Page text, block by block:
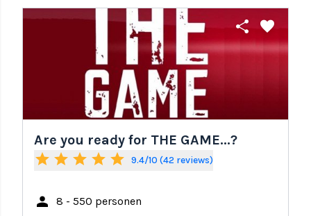
share favorite
Are you ready for THE GAME...?
star star star star star 9.4/10 (42 reviews)
person 8 - 550 personen